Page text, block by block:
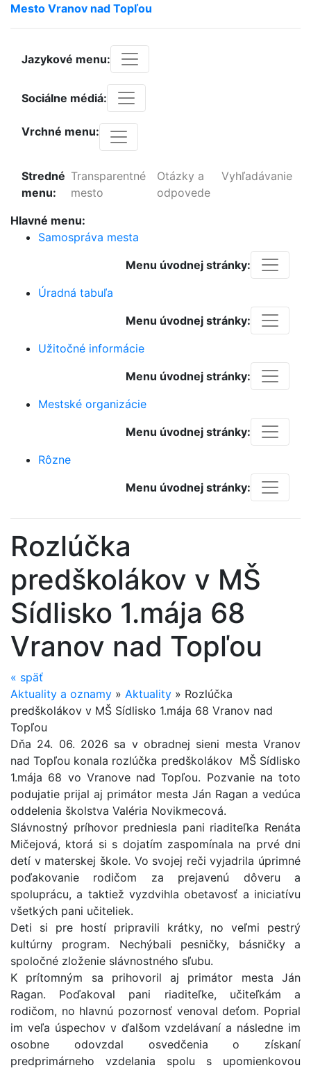
Mesto Vranov nad Topľou
Jazykové menu:
Sociálne médiá:
Vrchné menu:
Stredné
menu:
Transparentné
mesto
Otázky a
odpovede
Vyhľadávanie
Hlavné menu:
Samospráva mesta
Menu úvodnej stránky:
Úradná tabuľa
Menu úvodnej stránky:
Užitočné informácie
Menu úvodnej stránky:
Mestské organizácie
Menu úvodnej stránky:
Rôzne
Menu úvodnej stránky:
Rozlúčka
predškolákov v MŠ
Sídlisko 1.mája 68
Vranov nad Topľou
« späť
Aktuality a oznamy » Aktuality » Rozlúčka
predškolákov v MŠ Sídlisko 1.mája 68 Vranov nad
Topľou
Dňa 24. 06. 2026 sa v obradnej sieni mesta Vranov
nad Topľou konala rozlúčka predškolákov MŠ Sídlisko
1.mája 68 vo Vranove nad Topľou. Pozvanie na toto
podujatie prijal aj primátor mesta Ján Ragan a vedúca
oddelenia školstva Valéria Novikmecová.
Slávnostný príhovor predniesla pani riaditeľka Renáta
Mičejová, ktorá si s dojatím zaspomínala na prvé dni
detí v materskej škole. Vo svojej reči vyjadrila úprimné
poďakovanie rodičom za prejavenú dôveru a
spoluprácu, a taktiež vyzdvihla obetavosť a iniciatívu
všetkých pani učiteliek.
Deti si pre hostí pripravili krátky, no veľmi pestrý
kultúrny program. Nechýbali pesničky, básničky a
spoločné zloženie slávnostného sľubu.
K prítomným sa prihovoril aj primátor mesta Ján
Ragan. Poďakoval pani riaditeľke, učiteľkám a
rodičom, no hlavnú pozornosť venoval deťom. Poprial
im veľa úspechov v ďalšom vzdelávaní a následne im
osobne odovzdal osvedčenia o získaní
predprimárneho vzdelania spolu s upomienkovou